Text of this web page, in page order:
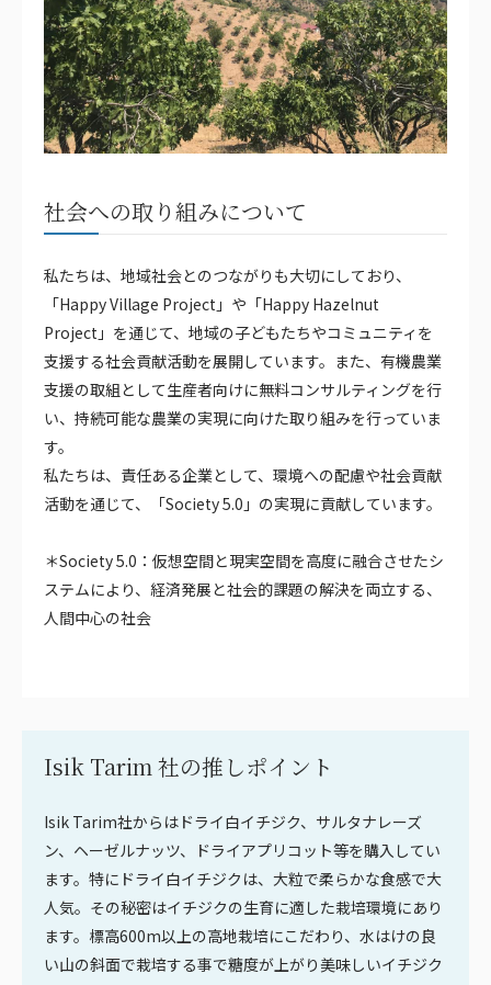
社会への取り組みについて
私たちは、地域社会とのつながりも大切にしており、
「Happy Village Project」や「Happy Hazelnut
Project」を通じて、地域の子どもたちやコミュニティを
支援する社会貢献活動を展開しています。また、有機農業
支援の取組として生産者向けに無料コンサルティングを行
い、持続可能な農業の実現に向けた取り組みを行っていま
す。
私たちは、責任ある企業として、環境への配慮や社会貢献
活動を通じて、「Society 5.0」の実現に貢献しています。
＊Society 5.0：仮想空間と現実空間を高度に融合させたシ
ステムにより、経済発展と社会的課題の解決を両立する、
人間中心の社会
Isik Tarim 社の推しポイント
Isik Tarim社からはドライ白イチジク、サルタナレーズ
ン、ヘーゼルナッツ、ドライアプリコット等を購入してい
ます。特にドライ白イチジクは、大粒で柔らかな食感で大
人気。その秘密はイチジクの生育に適した栽培環境にあり
ます。標高600m以上の高地栽培にこだわり、水はけの良
い山の斜面で栽培する事で糖度が上がり美味しいイチジク